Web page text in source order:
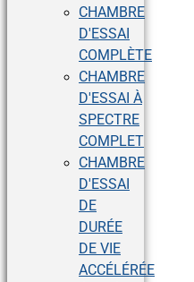
CHAMBRE
D'ESSAI
COMPLÈTE
CHAMBRE
D'ESSAI À
SPECTRE
COMPLET
CHAMBRE
D'ESSAI
DE
DURÉE
DE VIE
ACCÉLÉRÉE